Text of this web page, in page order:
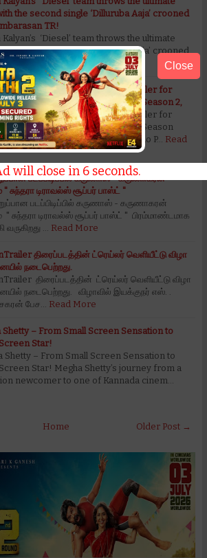
the second single ‘Dilluruba Aaja’ crooned
TR!
‘Diesel’ team throws the ultimate
the second single ‘Dilluruba Aaja’ crooned
…
Read More
Unveils a Mind-Bending Trailer for
Series Suzhal- The Vortex Season 2,
Unveils a Mind-Bending Trailer for
Series Suzhal- The Vortex Season
and written by the visionary duo P…
Read
படப்பிடிப்பில் கருணாஸ் - கருணாகரன்
" சுந்தரா டிராவல்ஸ் சூப்பர் பாஸ்ட் "
படப்பிடிப்பில் கருணாஸ் - கருணாகரன்
" சுந்தரா டிராவல்ஸ் சூப்பர் பாஸ்ட் " பிரம்மாண்டமாக
வருகிறது …
Read More
திரைப்படத்தின் ட்ரெய்லர் வெளியீட்டு விழா
நடைபெற்றது.
திரைப்படத்தின் ட்ரெய்லர் வெளியீட்டு விழா
நடைபெற்றது. விழாவில் இயக்குநர் எஸ். .
பேச…
Read More
Shetty – From Small Screen Sensation to
Star!
Shetty – From Small Screen Sensation to
Star! Megha Shetty’s journey from a
newcomer to one of Kannada cinem…
Older Post →
Home
Close
will close in 5seconds.